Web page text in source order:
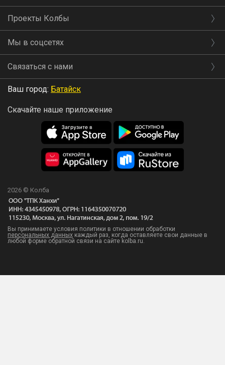
Проекты Колбы
Мы в соцсетях
Связаться с нами
Ваш город: Батайск
Скачайте наше приложение
2026 © Колба
Вы принимаете условия политики в отношении обработки
персональных данных каждый раз, когда оставляете свои данные в
любой форме обратной связи на сайте kolba.ru.